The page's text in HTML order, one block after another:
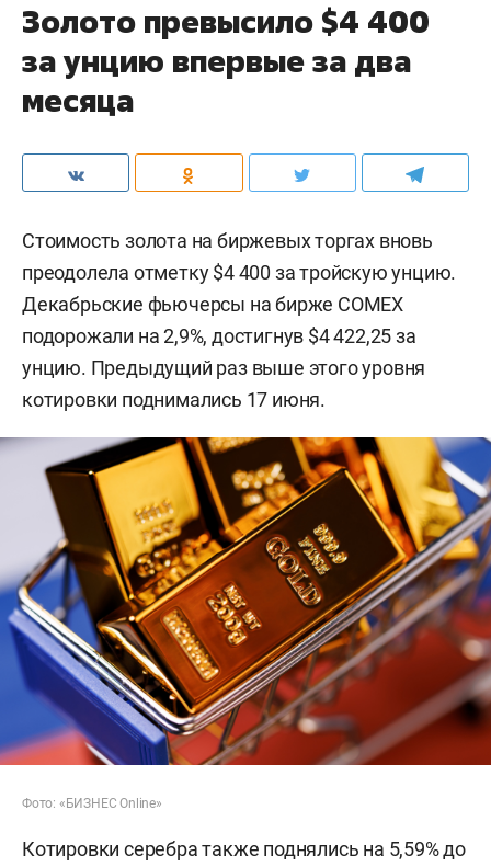
Золото превысило $4 400
за унцию впервые за два
месяца
Стоимость золота на биржевых торгах вновь
преодолела отметку $4 400 за тройскую унцию.
Декабрьские фьючерсы на бирже COMEX
подорожали на 2,9%, достигнув $4 422,25 за
унцию. Предыдущий раз выше этого уровня
котировки поднимались 17 июня.
Фото: «БИЗНЕС Online»
Котировки серебра также поднялись на 5,59% до